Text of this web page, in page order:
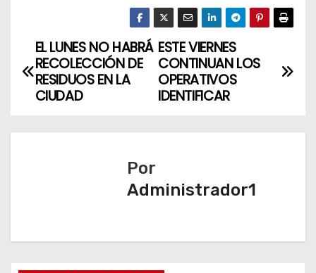
N
a
ESTE VIERNES
CONTINUAN LOS
OPERATIVOS
IDENTIFICAR
EL LUNES NO HABRÁ
RECOLECCIÓN DE
RESIDUOS EN LA
CIUDAD
Por
Administrador1